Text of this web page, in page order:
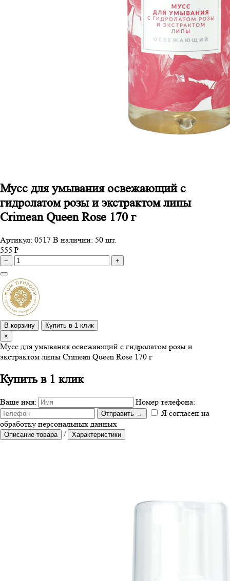
Мусс для умывания освежающий с
гидролатом розы и экстрактом липы
Crimean Queen Rose 170 г
Артикул: 0517 В наличии: 50 шт.
555 ₽
− +
В корзину
Купить в 1 клик
×
Мусс для умывания освежающий с гидролатом розы и
экстрактом липы Crimean Queen Rose 170 г
Купить в 1 клик
Ваше имя: Номер телефона:
Отправить →
Я согласен на
обработку персональных данных
Описание товара / Характеристики